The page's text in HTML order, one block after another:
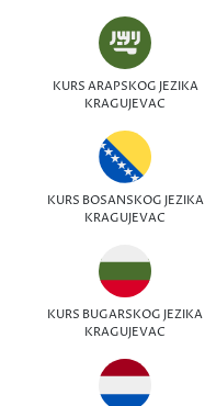
KURS ARAPSKOG JEZIKA
KRAGUJEVAC
KURS BOSANSKOG JEZIKA
KRAGUJEVAC
KURS BUGARSKOG JEZIKA
KRAGUJEVAC